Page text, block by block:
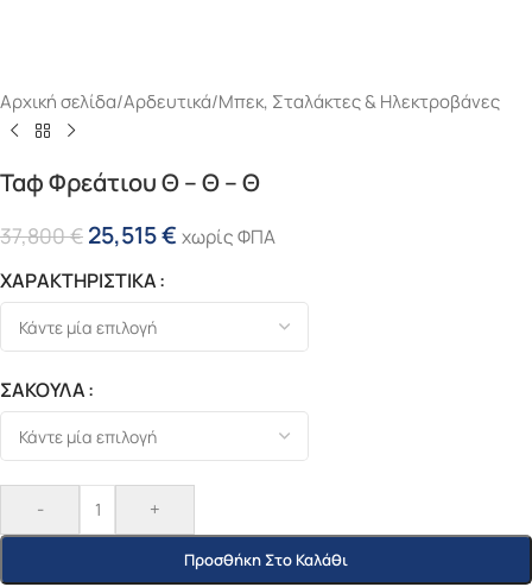
Αρχική σελίδα/Αρδευτικά/Μπεκ, Σταλάκτες & Ηλεκτροβάνες
Ταφ Φρεάτιου Θ – Θ – Θ
37,800€ 25,515€ χωρίς ΦΠΑ
ΧΑΡΑΚΤΗΡΙΣΤΙΚΑ
ΣΑΚΟΥΛΑ
- +
Προσθήκη Στο Καλάθι